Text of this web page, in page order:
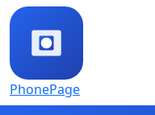
PhonePage